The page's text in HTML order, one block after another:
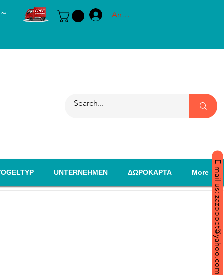
E-mail us: zazoopet@yahoo.com
Anmelden
UNTERNEHMEN ΔΩΡΟΚΑΡΤΑ More